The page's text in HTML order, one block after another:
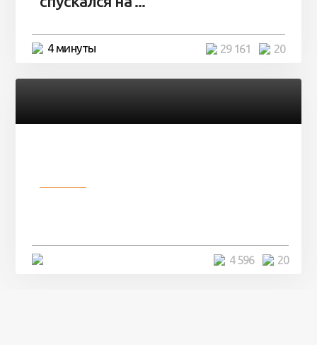
4 минуты 20
29 161
20
4 596